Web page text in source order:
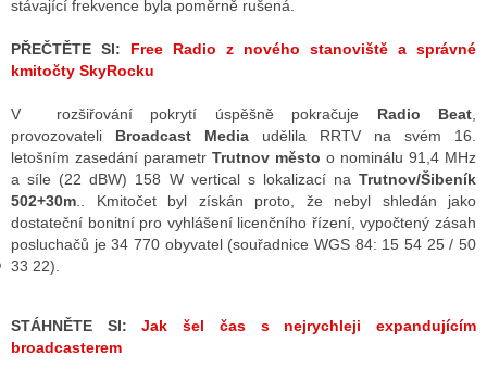
BLOGERA
DISKUTÉRA NA RADIOTV
STARŠÍCH DISKUZÍ
stávající frekvence byla poměrně rušená.
PŘEČTĚTE SI: Free Radio z nového stanoviště a správné
kmitočty SkyRocku
V rozšiřování pokrytí úspěšně pokračuje Radio Beat
provozovateli Broadcast Media udělila RRTV na svém 16.
letošním zasedání parametr Trutnov město o nominálu 91,4 MHz
a síle (22 dBW) 158 W vertical s lokalizací na Trutnov/Šibeník
502+30m .. Kmitočet byl získán proto, že nebyl shledán jako
dostateční bonitní pro vyhlášení licenčního řízení, vypočtený zásah
posluchačů je 34 770 obyvatel (souřadnice WGS 84: 15 54 25 / 50
33 22).
STÁHNĚTE SI:Jak šel čas s nejrychleji expandujícím
broadcasterem